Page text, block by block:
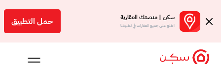
سكن | منصتك العقارية
اطلع على جميع العقارات في تطبيقنا حمل التطبيق